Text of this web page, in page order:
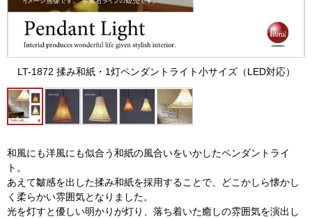
LT-1872 揉み和紙・1灯ペンダントライト小サイズ（LED対応）
和風にも洋風にも似合う和紙の風合いをいかしたペンダントライ
ト。
あえて皺感を出した揉み和紙を採用することで、どこかしら懐かし
く柔らかい雰囲気となりました。
光を灯すと優しい明かりが灯り、落ち着いた癒しの雰囲気を演出し